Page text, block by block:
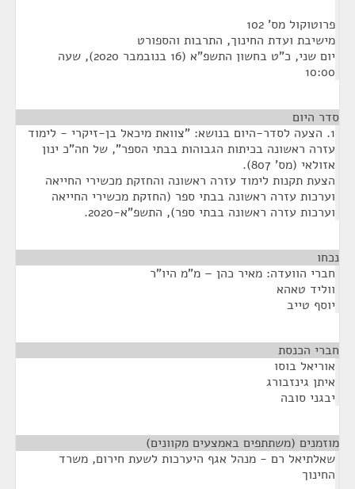
פרוטוקול מס' 102
מישיבת ועדת החינוך, התרבות והספורט
יום שני, כ"ט בחשון התשפ"א (16 בנובמבר 2020), שעה
10:00
סדר היום
1. הצעה לסדר-היום בנושא: "צוואת מיכאל בן-זיקרי - לימוד
עזרה ראשונה בכיתות הגבוהות בבתי הספר", של חה"כ ינון
אזולאי (מס' 807).
הצעת תקנות לימוד עזרה ראשונה והחזקת מכשירי החייאה
וערכות עזרה ראשונה בבתי ספר (החזקת מכשירי החייאה
וערכות עזרה ראשונה בבתי ספר), התשפ"א-2020.
נכחו
חברי הוועדה: מאיר כהן – מ"מ היו"ר
ווליד טאהא
יוסף טייב
חברי הכנסת
אוריאל בוסו
איתן גינזבורג
יבגני סובה
מוזמנים (משתתפים באמצעים מקוונים)
שאלתיאל רם - מנהל אגף היערכות לשעת חירום, משרד
החינוך